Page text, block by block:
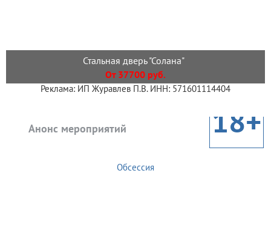
Стальная дверь "Солана"
От 37700 руб.
Реклама: ИП Журавлев П.В. ИНН: 571601114404
Анонс мероприятий 18+
Обсессия